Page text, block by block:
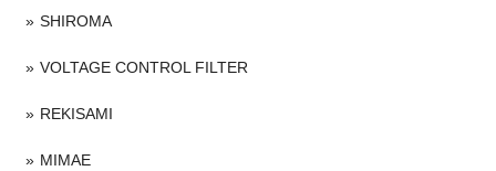
SHIROMA
VOLTAGE CONTROL FILTER
REKISAMI
MIMAE